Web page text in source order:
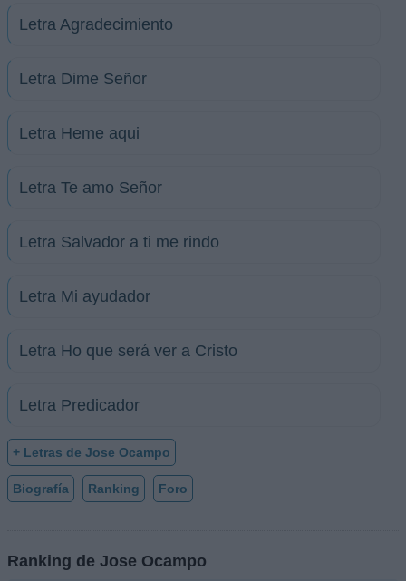
Letra Agradecimiento
Letra Dime Señor
Letra Heme aqui
Letra Te amo Señor
Letra Salvador a ti me rindo
Letra Mi ayudador
Letra Ho que será ver a Cristo
Letra Predicador
+ Letras de Jose Ocampo
Biografía Ranking Foro
Ranking de Jose Ocampo